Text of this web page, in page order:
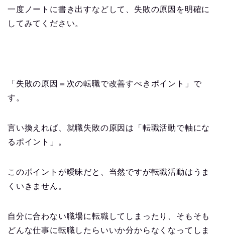
一度ノートに書き出すなどして、失敗の原因を明確に
してみてください。
「失敗の原因＝次の転職で改善すべきポイント」で
す。
言い換えれば、就職失敗の原因は「転職活動で軸にな
るポイント」。
このポイントが曖昧だと、当然ですが転職活動はうま
くいきません。
自分に合わない職場に転職してしまったり、そもそも
どんな仕事に転職したらいいか分からなくなってしま